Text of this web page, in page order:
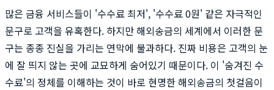
많은 금융 서비스들이 '수수료 최저', '수수료 0원' 같은 자극적인
문구로 고객을 유혹한다. 하지만 해외송금의 세계에서 이러한 문
구는 종종 진실을 가리는 연막에 불과하다. 진짜 비용은 고객의 눈
에 잘 띄지 않는 곳에 교묘하게 숨어있기 때문이다. 이 '숨겨진 수
수료'의 정체를 이해하는 것이 바로 현명한 해외송금의 첫걸음이